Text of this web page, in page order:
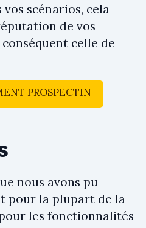
scénarios, cela
de vos
celle de
PROSPECTIN
nous avons pu
pour la plupart de la
les fonctionnalités